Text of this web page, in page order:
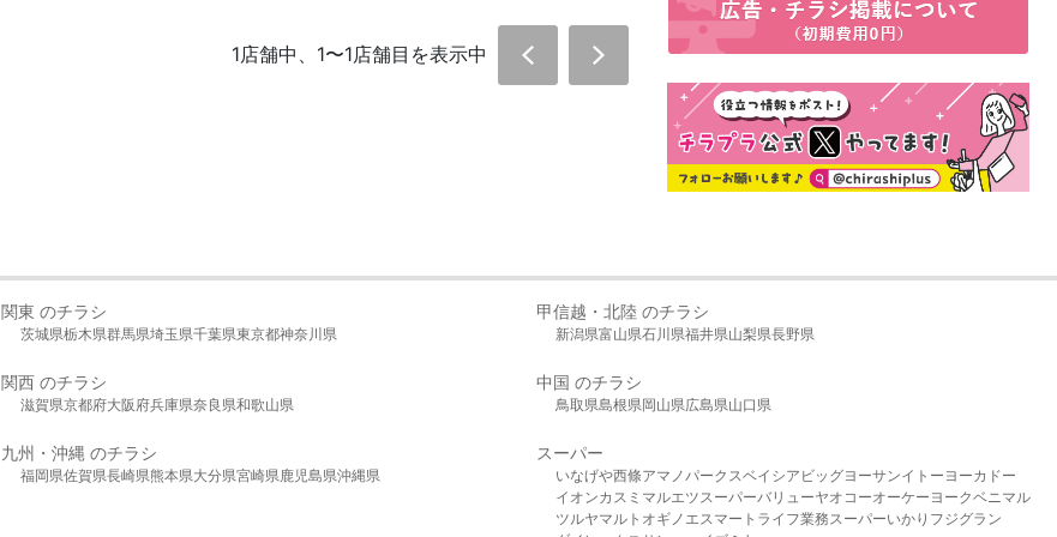
1店舗中、1〜1店舗目を表示中
関東 のチラシ
茨城県栃木県群馬県埼玉県千葉県東京都神奈川県
甲信越・北陸 のチラシ
新潟県富山県石川県福井県山梨県長野県
関西 のチラシ
滋賀県京都府大阪府兵庫県奈良県和歌山県
中国 のチラシ
鳥取県島根県岡山県広島県山口県
九州・沖縄 のチラシ
福岡県佐賀県長崎県熊本県大分県宮崎県 鹿児島県沖縄県
スーパー
いなげや西條アマノパークスベイシア ビッグヨーサンイトーヨーカドー
イオンカスミ マルエツ スーパーバリューヤオコーオーケー ヨークベニマル
ツルヤマルト オギノ エスマート ライフ業務スーパーいかり フジグラン